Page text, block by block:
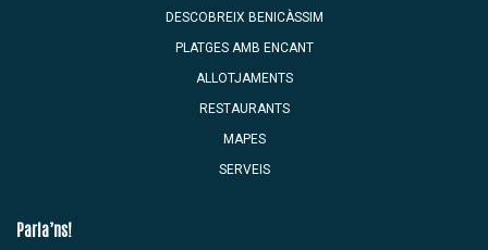
DESCOBREIX BENICÀSSIM
PLATGES AMB ENCANT
ALLOTJAMENTS
RESTAURANTS
MAPES
SERVEIS
Parla’ns!